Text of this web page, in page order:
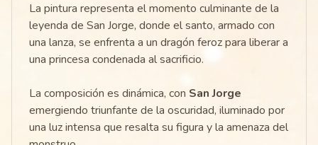
La pintura representa el momento culminante de la
leyenda de San Jorge, donde el santo, armado con
una lanza, se enfrenta a un dragón feroz para liberar a
una princesa condenada al sacrificio.
La composición es dinámica, con San Jorge
emergiendo triunfante de la oscuridad, iluminado por
una luz intensa que resalta su figura y la amenaza del